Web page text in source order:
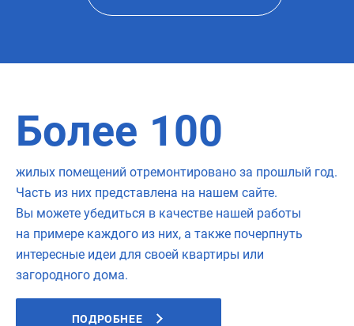
Более 100
жилых помещений отремонтировано за прошлый год.
Часть из них представлена на нашем сайте.
Вы можете убедиться в качестве нашей работы
на примере каждого из них, а также почерпнуть
интересные идеи для своей квартиры или
загородного дома.
ПОДРОБНЕЕ